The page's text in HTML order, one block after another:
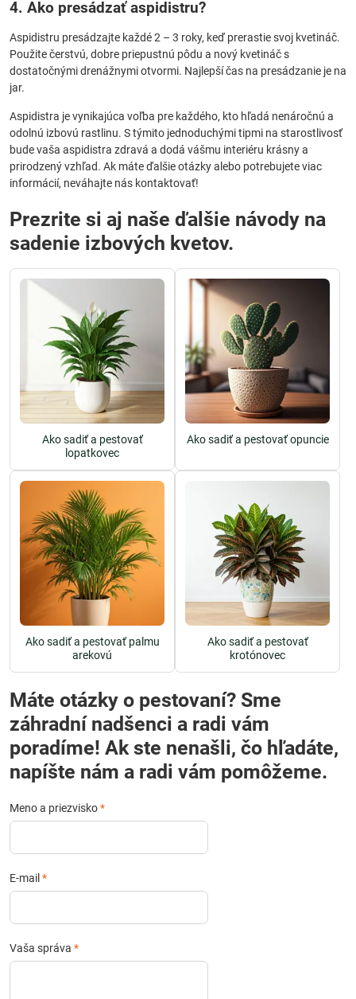
4. Ako presádzať aspidistru?
Aspidistru presádzajte každé 2 – 3 roky, keď prerastie svoj kvetináč.
Použite čerstvú, dobre priepustnú pôdu a nový kvetináč s
dostatočnými drenážnymi otvormi. Najlepší čas na presádzanie je na
jar.
Aspidistra je vynikajúca voľba pre každého, kto hľadá nenáročnú a
odolnú izbovú rastlinu. S týmito jednoduchými tipmi na starostlivosť
bude vaša aspidistra zdravá a dodá vášmu interiéru krásny a
prirodzený vzhľad. Ak máte ďalšie otázky alebo potrebujete viac
informácií, neváhajte nás kontaktovať!
Prezrite si aj naše ďalšie návody na
sadenie izbových kvetov.
Ako sadiť a pestovať
lopatkovec
Ako sadiť a pestovať opuncie
Ako sadiť a pestovať palmu
arekovú
Ako sadiť a pestovať
krotónovec
Máte otázky o pestovaní? Sme
záhradní nadšenci a radi vám
poradíme! Ak ste nenašli, čo hľadáte,
napíšte nám a radi vám pomôžeme.
Meno a priezvisko*
E-mail *
Vaša správa *